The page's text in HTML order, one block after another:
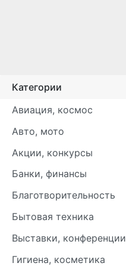
Категории
Авиация, космос
Авто, мото
Акции, конкурсы
Банки, финансы
Благотворительность
Бытовая техника
Выставки, конференции
Гигиена, косметика